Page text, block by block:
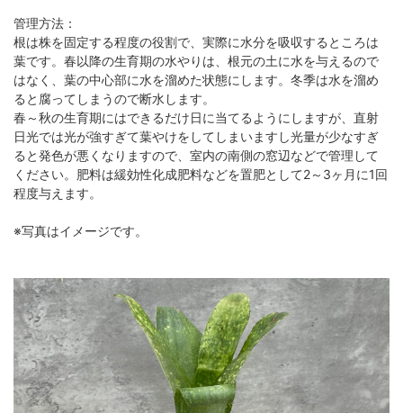
管理方法：
根は株を固定する程度の役割で、実際に水分を吸収するところは
葉です。春以降の生育期の水やりは、根元の土に水を与えるので
はなく、葉の中心部に水を溜めた状態にします。冬季は水を溜め
ると腐ってしまうので断水します。
春～秋の生育期にはできるだけ日に当てるようにしますが、直射
日光では光が強すぎて葉やけをしてしまいますし光量が少なすぎ
ると発色が悪くなりますので、室内の南側の窓辺などで管理して
ください。肥料は緩効性化成肥料などを置肥として2～3ヶ月に1回
程度与えます。
※写真はイメージです。